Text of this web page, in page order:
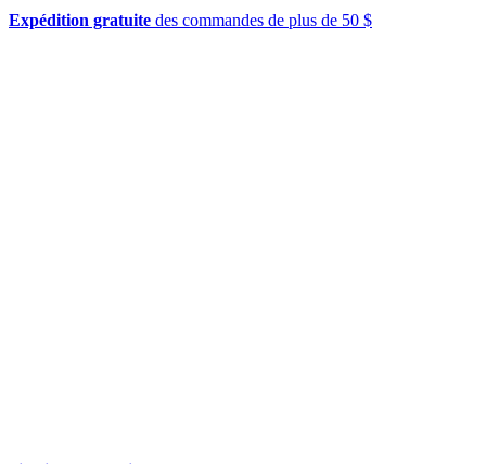
Expédition gratuite des commandes de plus de 50 $